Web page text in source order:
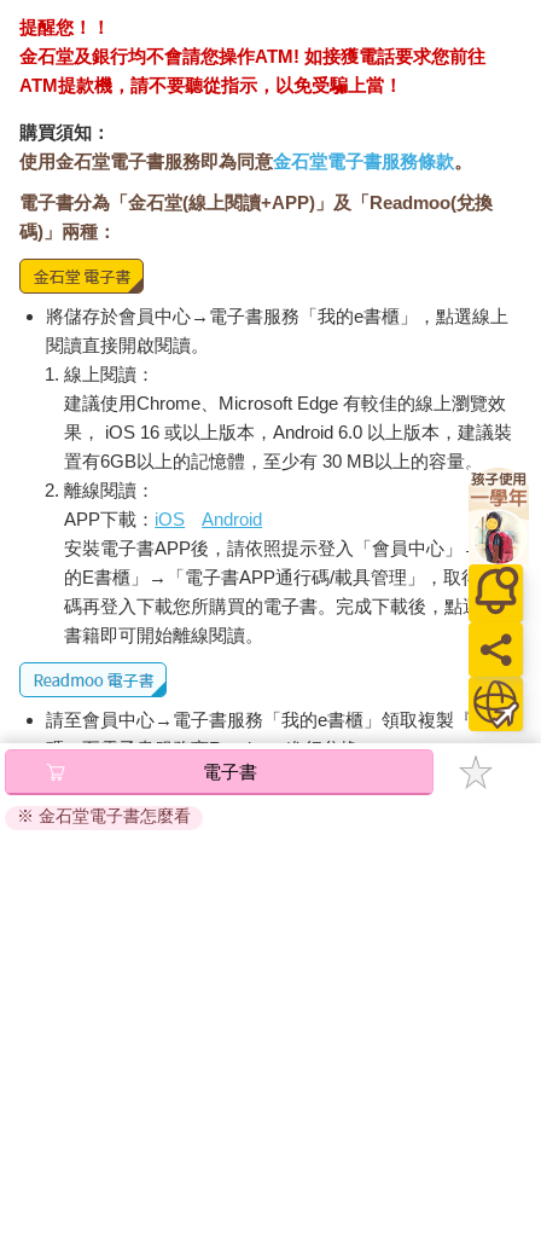
提醒您！！
金石堂及銀行均不會請您操作ATM! 如接獲電話要求您前往
ATM提款機，請不要聽從指示，以免受騙上當！
購買須知：
使用金石堂電子書服務即為同意金石堂電子書服務條款。
電子書分為「金石堂(線上閱讀+APP)」及「Readmoo(兌換
碼)」兩種：
將儲存於會員中心→電子書服務「我的e書櫃」，點選線上
閱讀直接開啟閱讀。
線上閱讀：
建議使用Chrome、Microsoft Edge 有較佳的線上瀏覽效
果， iOS 16 或以上版本，Android 6.0 以上版本，建議裝
置有6GB以上的記憶體，至少有 30 MB以上的容量。
離線閱讀：
APP下載： iOS
Android
安裝電子書APP後，請依照提示登入「會員中心」→「我
的E書櫃」→「電子書APP通行碼/載具管理」，取得通行
碼再登入下載您所購買的電子書。完成下載後，點選任一
書籍即可開始離線閱讀。
請至會員中心→電子書服務「我的e書櫃」領取複製『兌換
碼』至電子書服務商Readmoo進行兌換。
退換貨須知：
因版權保護，您在金石堂所購買的電子書僅能以金石堂專屬
電子書
※ 金石堂電子書怎麼看